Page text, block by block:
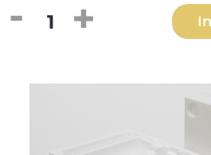
Produkt Anzahl: Gib